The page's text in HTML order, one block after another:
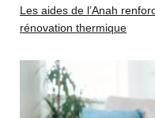
Les aides de l’Anah
rénovation thermique